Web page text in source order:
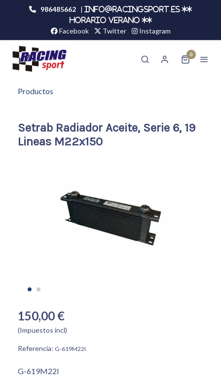
986485662 |
info@racingsport.es **
HORARIO VERANO **
Facebook Twitter Instagram
0
Productos
Setrab Radiador Aceite, Serie 6, 19
Lineas M22x150
150,00 €
(Impuestos incl)
Referencia: G-619M22I
G-619M22I